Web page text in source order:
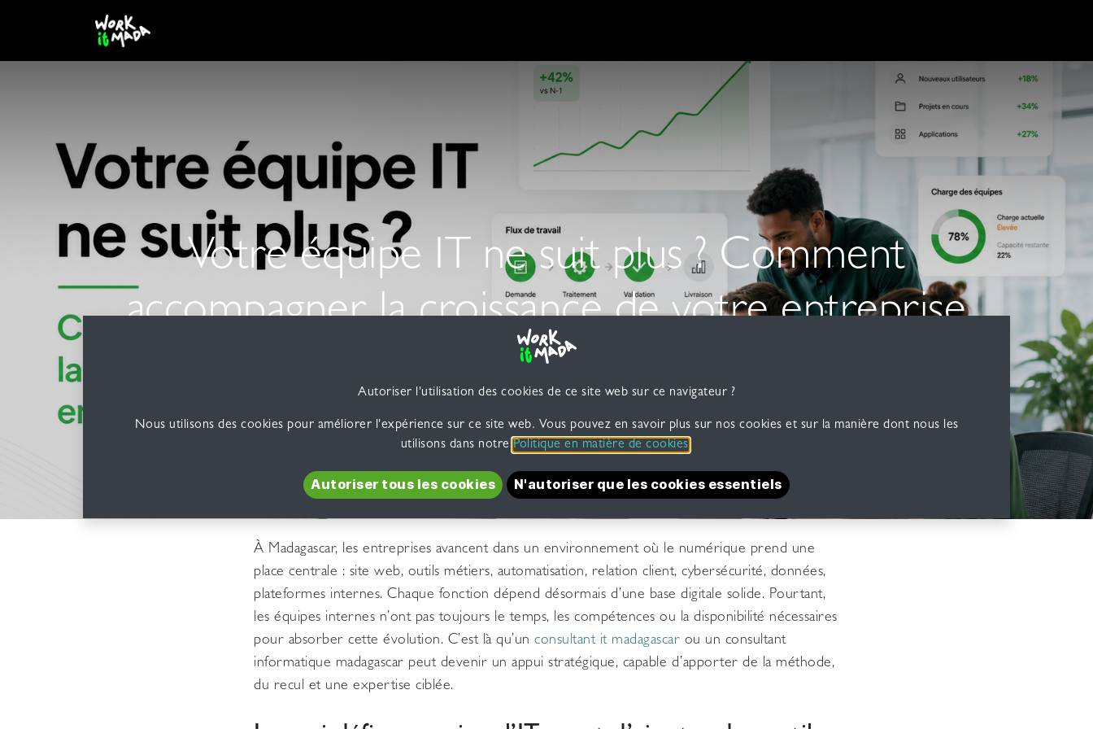
Votre équipe IT ne suit plus ? Comment
accompagner la croissance de votre entreprise
À Madagascar, les entreprises avancent dans un environnement où le numérique prend une
place centrale : site web, outils métiers, automatisation, relation client, cybersécurité, données,
plateformes internes. Chaque fonction dépend désormais d’une base digitale solide. Pourtant,
les équipes internes n’ont pas toujours le temps, les compétences ou la disponibilité nécessaires
pour absorber cette évolution. C’est là qu’un consultant it madagascar ou un consultant
informatique madagascar peut devenir un appui stratégique, capable d’apporter de la méthode,
du recul et une expertise ciblée.
Autoriser l'utilisation des cookies de ce site web sur ce navigateur ?
Nous utilisons des cookies pour améliorer l'expérience sur ce site web. Vous pouvez en savoir plus sur nos cookies et sur la manière dont nous les
utilisons dans notrePolitique en matière de cookies.
Autoriser tous l​​es​​ ​​​​​​​​​​​​​​​​coo​​​​kie​​s​​​​ N'autoriser que les cookie​​s es​​​​​​sentiels